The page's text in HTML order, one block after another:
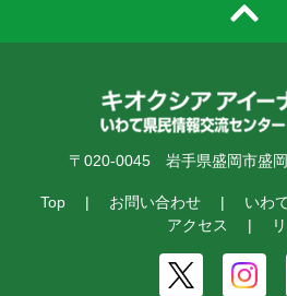
〒020-0045 岩手県盛岡市盛
Top お問い合わせ
いわ
アクセス